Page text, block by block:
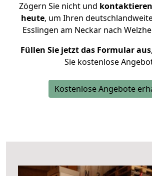
Zögern Sie nicht und
heute, um Ihren
Esslingen am Neckar nach
Füllen Sie jetzt das Formular aus
Sie kostenlose
Kostenlose Angebote